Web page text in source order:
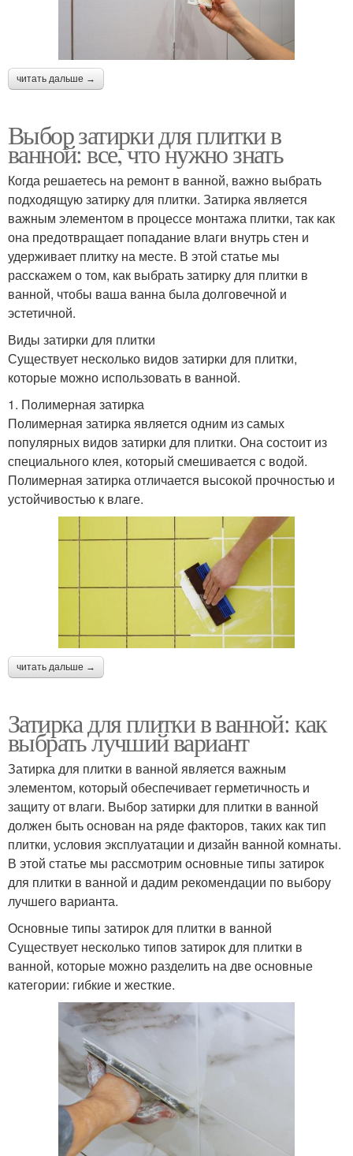
читать дальше →
Выбор затирки для плитки в
ванной: все, что нужно знать
Когда решаетесь на ремонт в ванной, важно выбрать
подходящую затирку для плитки. Затирка является
важным элементом в процессе монтажа плитки, так как
она предотвращает попадание влаги внутрь стен и
удерживает плитку на месте. В этой статье мы
расскажем о том, как выбрать затирку для плитки в
ванной, чтобы ваша ванна была долговечной и
эстетичной.
Виды затирки для плитки
Существует несколько видов затирки для плитки,
которые можно использовать в ванной.
1. Полимерная затирка
Полимерная затирка является одним из самых
популярных видов затирки для плитки. Она состоит из
специального клея, который смешивается с водой.
Полимерная затирка отличается высокой прочностью и
устойчивостью к влаге.
читать дальше →
Затирка для плитки в ванной: как
выбрать лучший вариант
Затирка для плитки в ванной является важным
элементом, который обеспечивает герметичность и
защиту от влаги. Выбор затирки для плитки в ванной
должен быть основан на ряде факторов, таких как тип
плитки, условия эксплуатации и дизайн ванной комнаты.
В этой статье мы рассмотрим основные типы затирок
для плитки в ванной и дадим рекомендации по выбору
лучшего варианта.
Основные типы затирок для плитки в ванной
Существует несколько типов затирок для плитки в
ванной, которые можно разделить на две основные
категории: гибкие и жесткие.